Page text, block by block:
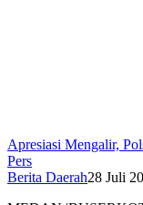
Apresiasi Mengalir,
Pers
Berita Daerah28 Juli